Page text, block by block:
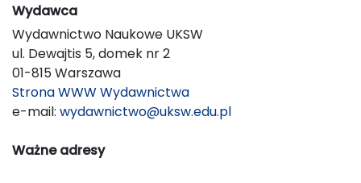
Wydawca
Wydawnictwo Naukowe UKSW
ul. Dewajtis 5, domek nr 2
01-815 Warszawa
Strona WWW Wydawnictwa
e-mail: wydawnictwo@uksw.edu.pl
Ważne adresy